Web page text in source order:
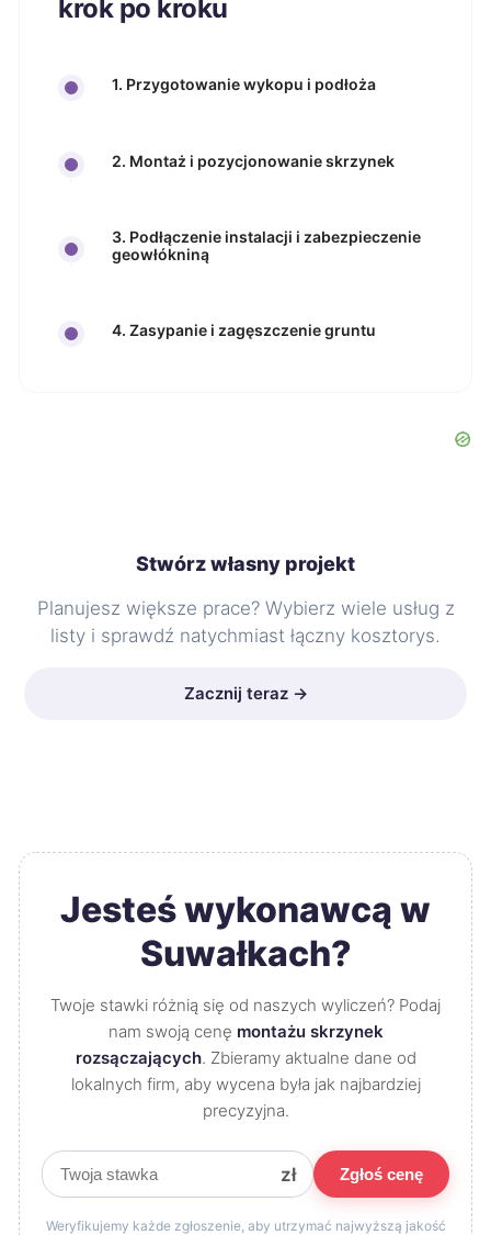
krok po kroku
1. Przygotowanie wykopu i podłoża
2. Montaż i pozycjonowanie skrzynek
3. Podłączenie instalacji i zabezpieczenie
geowłókniną
4. Zasypanie i zagęszczenie gruntu
Stwórz własny projekt
Planujesz większe prace? Wybierz wiele usług z
listy i sprawdź natychmiast łączny kosztorys.
Zacznij teraz →
Jesteś wykonawcą w
Suwałkach?
Twoje stawki różnią się od naszych wyliczeń? Podaj
nam swoją cenę montażu skrzynek
rozsączających. Zbieramy aktualne dane od
lokalnych firm, aby wycena była jak najbardziej
precyzyjna.
zł Zgłoś cenę
Weryfikujemy każde zgłoszenie, aby utrzymać najwyższą jakość